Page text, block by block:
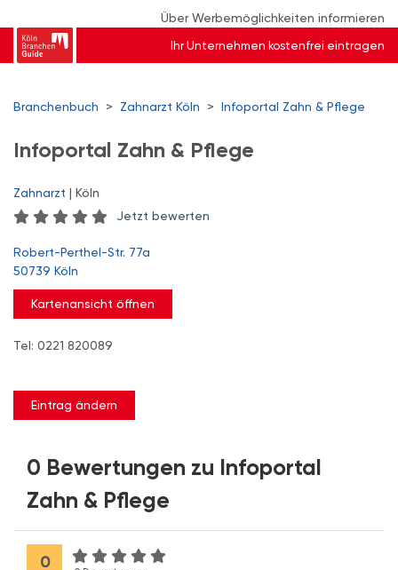
Über Werbemöglichkeiten informieren
Ihr Unternehmen kostenfrei eintragen
Branchenbuch > Zahnarzt Köln > Infoportal Zahn & Pflege
Infoportal Zahn & Pflege
Zahnarzt | Köln
Jetzt bewerten
Robert-Perthel-Str. 77a
50739 Köln
Kartenansicht öffnen
Tel: 0221 820089
Eintrag ändern
0 Bewertungen zu Infoportal
Zahn & Pflege
0